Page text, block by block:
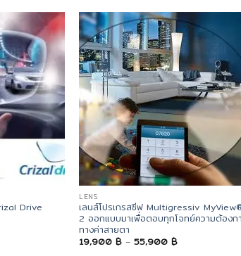
Drive
LENS
เลนส์โปรเกรสซีฟ Multigressiv
2 ออกแบบมาเพื่อตอบทุกโจทย์ความต้องก
ทางค่าสายตา
19,900฿ – 55,900฿Price